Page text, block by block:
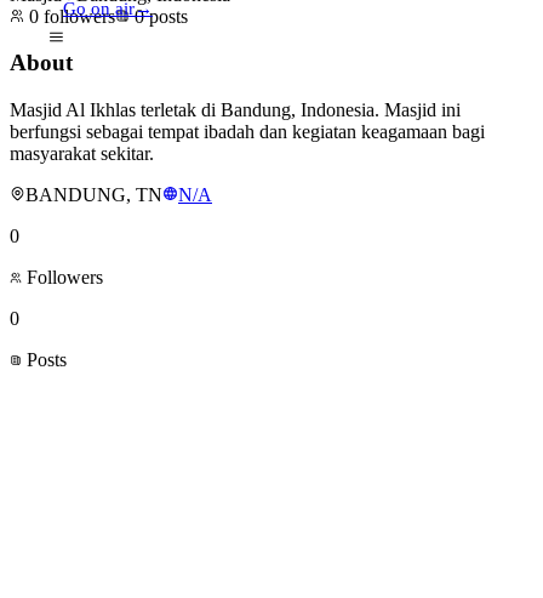
Go on air→
0 followers 0 posts
About
Masjid Al Ikhlas terletak di Bandung, Indonesia. Masjid ini
berfungsi sebagai tempat ibadah dan kegiatan keagamaan bagi
masyarakat sekitar.
BANDUNG, TN
N/A
0
Followers
0
Posts